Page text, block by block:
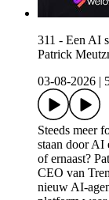
311 - Een AI
Patrick
03-08-2026
Steeds meer
staan door AI
of ernaast?
CEO van
nieuw AI-